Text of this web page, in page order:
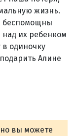
жизнь.
беспомощны
их ребенком
одиночку
Алине
вы можете